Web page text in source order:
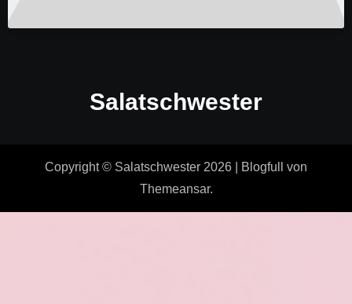
Salatschwester
Copyright © Salatschwester 2026 Blogfull
von
Themeansar.